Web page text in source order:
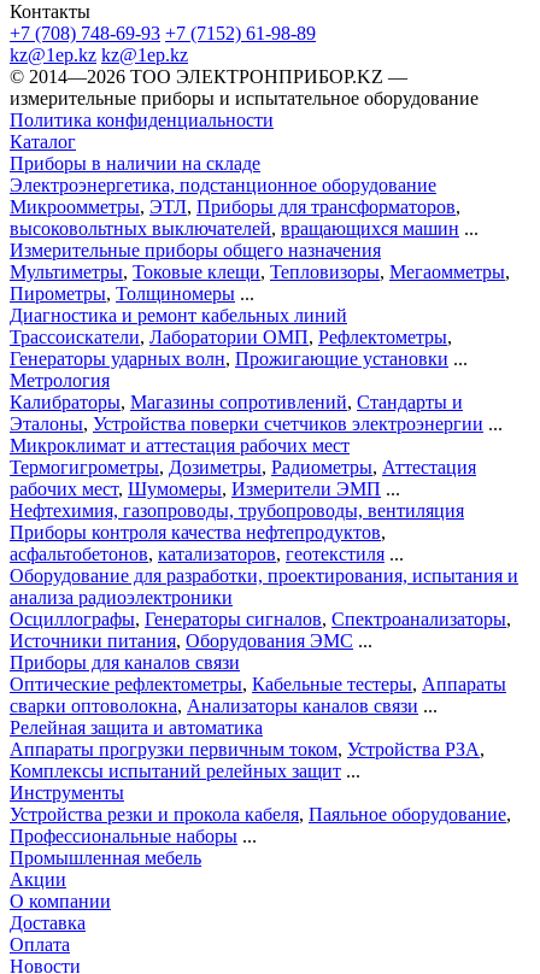
Контакты
+7 (708) 748-69-93 +7 (7152) 61-98-89
kz@1ep.kz kz@1ep.kz
©️ 2014—2026 ТОО ЭЛЕКТРОНПРИБОР.KZ —
измерительные приборы и испытательное оборудование
Политика конфиденциальности
Каталог
Приборы в наличии на складе
Электроэнергетика, подстанционное оборудование
Микроомметры, ЭТЛ, Приборы для трансформаторов,
высоковольтных выключателей, вращающихся машин ...
Измерительные приборы общего назначения
Мультиметры, Токовые клещи, Тепловизоры, Мегаомметры,
Пирометры, Толщиномеры ...
Диагностика и ремонт кабельных линий
Трассоискатели, Лаборатории ОМП, Рефлектометры,
Генераторы ударных волн, Прожигающие установки ...
Метрология
Калибраторы, Магазины сопротивлений, Стандарты и
Эталоны, Устройства поверки счетчиков электроэнергии ...
Микроклимат и аттестация рабочих мест
Термогигрометры, Дозиметры, Радиометры, Аттестация
рабочих мест, Шумомеры, Измерители ЭМП ...
Нефтехимия, газопроводы, трубопроводы, вентиляция
Приборы контроля качества нефтепродуктов,
асфальтобетонов, катализаторов, геотекстиля ...
Оборудование для разработки, проектирования, испытания и
анализа радиоэлектроники
Осциллографы, Генераторы сигналов, Спектроанализаторы,
Источники питания, Оборудования ЭМС ...
Приборы для каналов связи
Оптические рефлектометры, Кабельные тестеры, Аппараты
сварки оптоволокна, Анализаторы каналов связи ...
Релейная защита и автоматика
Аппараты прогрузки первичным током, Устройства РЗА,
Комплексы испытаний релейных защит ...
Инструменты
Устройства резки и прокола кабеля, Паяльное оборудование,
Профессиональные наборы ...
Промышленная мебель
Акции
О компании
Доставка
Оплата
Новости